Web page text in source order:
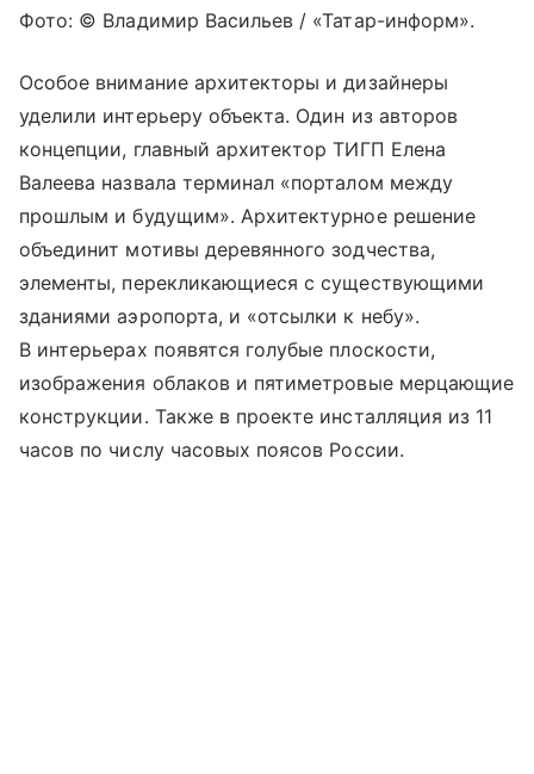
Фото: © Владимир Васильев / «Татар-информ».
Особое внимание архитекторы и дизайнеры
уделили интерьеру объекта. Один из авторов
концепции, главный архитектор ТИГП Елена
Валеева назвала терминал «порталом между
прошлым и будущим». Архитектурное решение
объединит мотивы деревянного зодчества,
элементы, перекликающиеся с существующими
зданиями аэропорта, и «отсылки к небу».
В интерьерах появятся голубые плоскости,
изображения облаков и пятиметровые мерцающие
конструкции. Также в проекте инсталляция из 11
часов по числу часовых поясов России.